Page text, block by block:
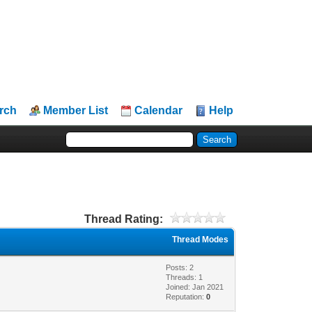
Member List Calendar Help
Thread Rating:
Thread Modes
Posts: 2
Threads: 1
Joined: Jan 2021
Reputation:0